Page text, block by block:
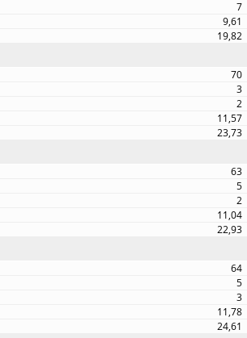
7
9,61
19,82
70
3
2
11,57
23,73
63
5
2
11,04
22,93
64
5
3
11,78
24,61